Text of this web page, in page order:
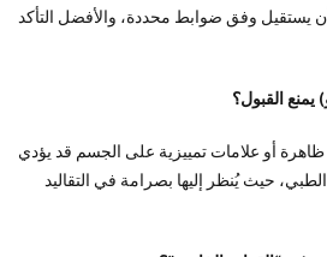
يستقيل وفق ضوابط محددة، والأفضل التأكد
أو علامات تمييزية على الجسم قد يؤدي
حيث يُنظر إليها بصرامة في التقاليد